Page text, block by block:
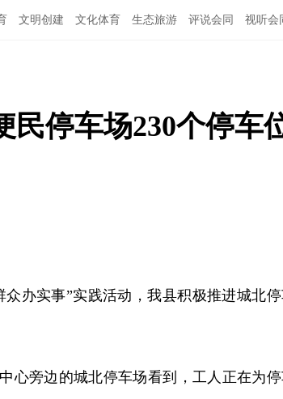
文明创建 文化体育 生态旅游 评说会同 视听会
民停车场230个停车
办实事”实践活动，我县积极推进城北
心旁边的城北停车场看到，工人正在为